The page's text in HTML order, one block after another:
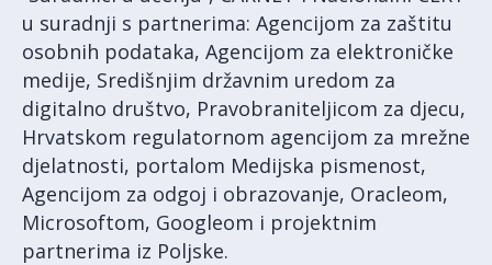
u suradnji s partnerima: Agencijom za zaštitu
osobnih podataka, Agencijom za elektroničke
medije, Središnjim državnim uredom za
digitalno društvo, Pravobraniteljicom za djecu,
Hrvatskom regulatornom agencijom za mrežne
djelatnosti, portalom Medijska pismenost,
Agencijom za odgoj i obrazovanje, Oracleom,
Microsoftom, Googleom i projektnim
partnerima iz Poljske.